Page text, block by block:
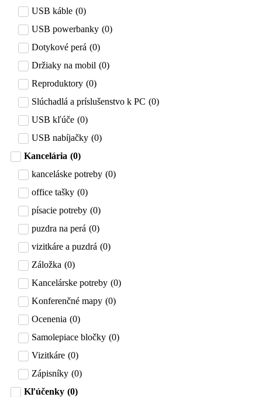
USB káble (0)
USB powerbanky (0)
Dotykové perá (0)
Držiaky na mobil (0)
Reproduktory (0)
Slúchadlá a príslušenstvo k PC (0)
USB kľúče (0)
USB nabíjačky (0)
Kancelária (0)
kanceláske potreby (0)
office tašky (0)
písacie potreby (0)
puzdra na perá (0)
vizitkáre a puzdrá (0)
Záložka (0)
Kancelárske potreby (0)
Konferenčné mapy (0)
Ocenenia (0)
Samolepiace bločky (0)
Vizitkáre (0)
Zápisníky (0)
Kľúčenky (0)